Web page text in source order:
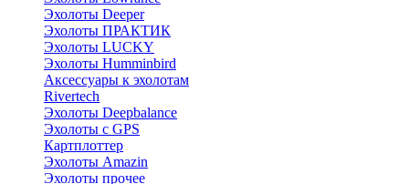
Эхолоты Deeper
Эхолоты ПРАКТИК
Эхолоты LUCKY
Эхолоты Humminbird
Аксессуары к эхолотам
Rivertech
Эхолоты Deepbalance
Эхолоты с GPS
Картплоттер
Эхолоты Amazin
Эхолоты прочее